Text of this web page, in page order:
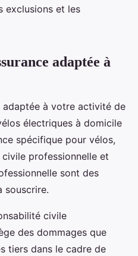
exclusions et les
adaptée à
adaptée à votre activité de
électriques à domicile
spécifique pour vélos,
professionnelle et
sont des
souscrire.
civile
des dommages que
tiers dans le cadre de